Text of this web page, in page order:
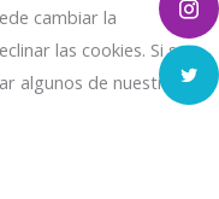
cambiar la
las cookies. Si se
algunos de nuestros